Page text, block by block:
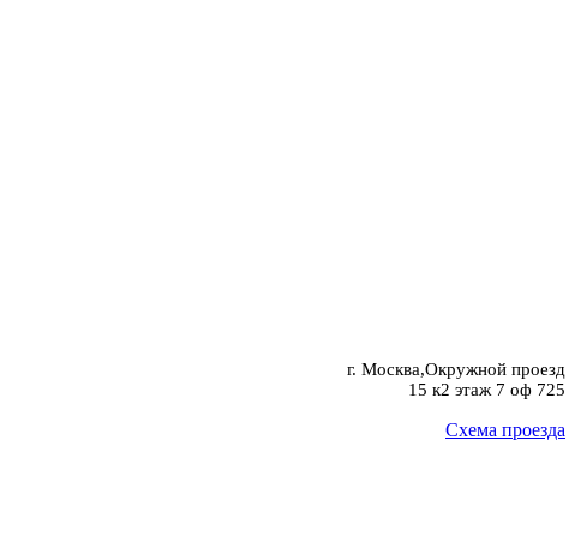
г. Москва,Окружной проезд
15 к2 этаж 7 оф 725
Схема проезда